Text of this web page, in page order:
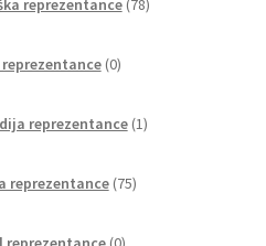
reprezentance 78izdelkov
0izdelkov
reprezentance 1izdelek
reprezentance 75izdelkov